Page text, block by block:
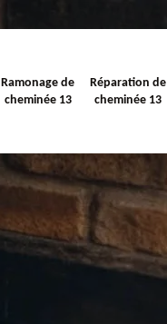
Ramonage de
cheminée 13
Réparation de
cheminée 13